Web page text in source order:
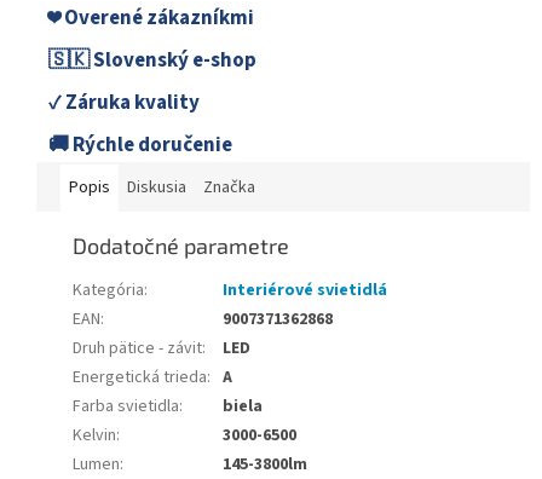
❤️ Overené zákazníkmi
🇸🇰 Slovenský e-shop
✓ Záruka kvality
🚚 Rýchle doručenie
Popis Diskusia Značka
Dodatočné parametre
Kategória:
Interiérové svietidlá
EAN:
9007371362868
Druh pätice - závit:
LED
Energetická trieda: A
Farba svietidla:
biela
Kelvin:
3000-6500
Lumen:
145-3800lm